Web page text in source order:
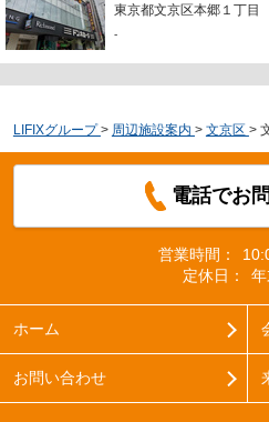
東京都文京区本郷１丁目
-
LIFIXグループ > 周辺施設案内 > 文京区 >
電話でお
営業時間：
定休日：
ホーム
お問い合わせ